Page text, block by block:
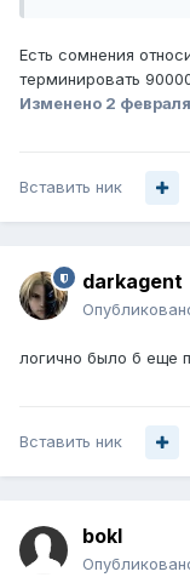
Есть сомнения
терминировать
Изменено 2
Вставить ник
darkagent
логично было б еще
Вставить ник
bokl